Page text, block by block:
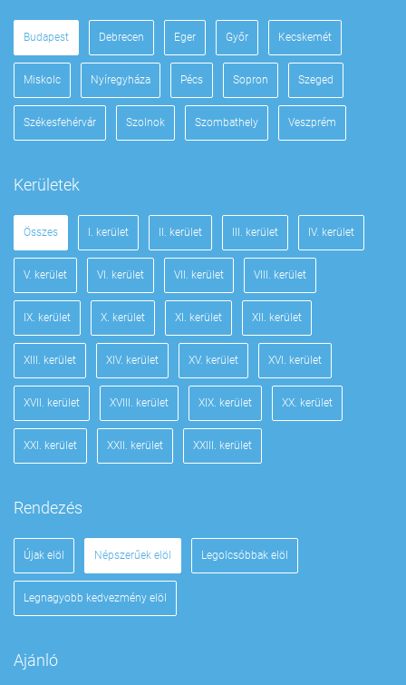
Budapest Debrecen Eger Győr Kecskemét
Miskolc Nyíregyháza Pécs Sopron Szeged
Székesfehérvár Szolnok Szombathely Veszprém
Kerületek
Összes I. kerület II. kerület III. kerület IV. kerület
V. kerület VI. kerület VII. kerület VIII. kerület
IX. kerület X. kerület XI. kerület XII. kerület
XIII. kerület XIV. kerület XV. kerület XVI. kerület
XVII. kerület XVIII. kerület XIX. kerület XX. kerület
XXI. kerület XXII. kerület XXIII. kerület
Rendezés
Újak elöl Népszerűek elöl Legolcsóbbak elöl
Legnagyobb kedvezmény elöl
Ajánló